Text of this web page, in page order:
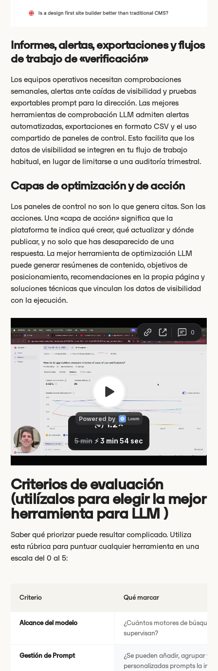
Informes, alertas, exportaciones y flujos
de trabajo de «verificación»
Los equipos operativos necesitan comprobaciones
semanales, alertas ante caídas de visibilidad y pruebas
exportables prompt para la dirección. Las mejores
herramientas de comprobación LLM admiten alertas
automatizadas, exportaciones en formato CSV y el uso
compartido de paneles de control. Esto facilita que los
datos de visibilidad se integren en tu flujo de trabajo
habitual, en lugar de limitarse a una auditoría trimestral.
Capas de optimización y de acción
Los paneles de control no son lo que genera citas. Son las
acciones. Una «capa de acción» significa que la
plataforma te indica qué crear, qué actualizar y dónde
publicar, y no solo que has desaparecido de una
respuesta. La mejor herramienta de optimización LLM
puede generar resúmenes de contenido, objetivos de
posicionamiento, recomendaciones en la propia página y
soluciones técnicas que vinculan los datos de visibilidad
con la ejecución.
Criterios de evaluación
(utilízalos para elegir la mejor
herramienta para LLM )
Saber qué priorizar puede resultar complicado. Utiliza
esta rúbrica para puntuar cualquier herramienta en una
escala del 0 al 5:
Criterio Qué marcar
Alcance del modelo
¿Cuántos motores de
supervisan?
Gestión de Prompt
¿Se pueden añadir, agrupar y
personalizadas prompts la